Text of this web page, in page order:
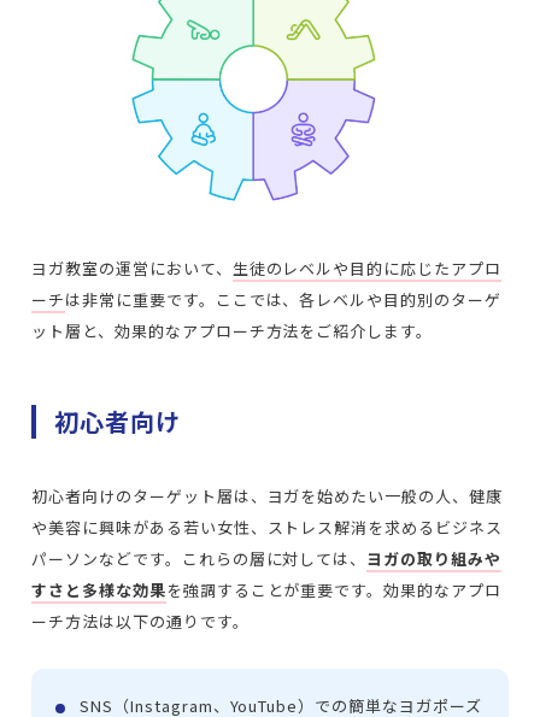
ヨガ教室の運営において、 生徒のレベルや目的に応じたアプロ
ーチは非常に重要です。ここでは、各レベルや目的別のターゲ
ット層と、効果的なアプローチ方法をご紹介します。
初心者向け
初心者向けのターゲット層は、ヨガを始めたい一般の人、健康
や美容に興味がある若い女性、ストレス解消を求めるビジネス
パーソンなどです。これらの層に対しては、 ヨガの取り組みや
すさと多様な効果を強調することが重要です。効果的なアプロ
ーチ方法は以下の通りです。
SNS（Instagram、YouTube）での簡単なヨガポーズ